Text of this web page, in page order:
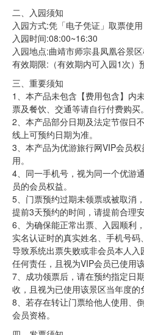
二、入园须知
入园方式:凭「电子凭证」取票使用
入园时间:08:00~16:30
入园地点:曲靖市师宗县凤凰谷景
有效期限:（有效期内可入园1次
三、重要须知
1、本产品未包含【费用包含】内
票及餐饮、交通等请自行付费购买。
2、本产品部分日期及法定节假日
线上可预约日期为准。
3、本产品为优游旅行网VIP会员
用。
4、同一手机号，视为同一个优游
员的会员权益。
5、门票预约过期未领票或被取消
提前3天预约的时间，请提前合理安
6、为确保能正常出票、入园顺利
实名认证时的真实姓名、手机号
导致系统出票失败或非会员本人
任何责任，且视为VIP会员已使用
7、成功领票后，请在预约指定日
收，且视为已使用该景区当年度的
8、若存在转让门票给他人使用、
会员资格。